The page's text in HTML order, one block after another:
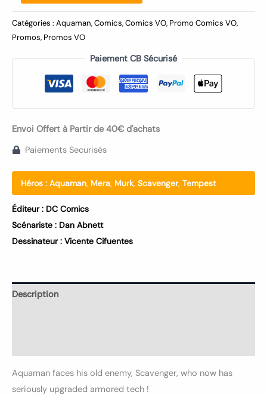
Catégories : Aquaman,Comics,Comics VO, Promo Comics VO,
Promos, Promos VO
Paiement CB Sécurisé
Envoi Offert à Partir de 40€ d'achats
Paiements Securisés
Héros : Aquaman, Mera, Murk, Scavenger, Tempest
Éditeur : DC Comics
Scénariste : Dan Abnett
Dessinateur : Vicente Cifuentes
Description
Aquaman faces his old enemy, Scavenger, who now has
seriously upgraded armored tech !